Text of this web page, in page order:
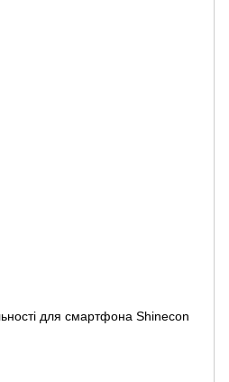
для смартфона Shinecon